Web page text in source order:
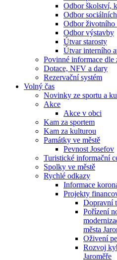
Odbor školství,
Odbor
Odbor životního
Odbor výstavby
Útvar starosty
Útvar interního
Povinné informace dle
Dotace, NFV a dary
Rezervační systém
Volný čas
Novinky ze sportu a
Akce
Akce v obci
Kam za sportem
Kam za kulturou
Památky ve městě
Pevnost Josefov
Turistické informační
Spolky ve městě
Rychlé odkazy
Informace
Projekty
Dopravní
Pořízení
města
Oživení
Rozvoj
Jaroměře